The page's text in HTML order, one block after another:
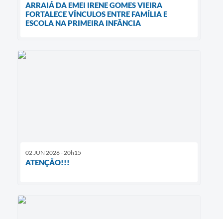
ARRAIÁ DA EMEI IRENE GOMES VIEIRA
FORTALECE VÍNCULOS ENTRE FAMÍLIA E
ESCOLA NA PRIMEIRA INFÂNCIA
02 JUN 2026 - 20h15
ATENÇÃO!!!